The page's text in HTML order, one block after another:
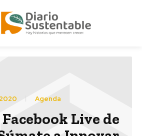
2020 Agenda
Live de